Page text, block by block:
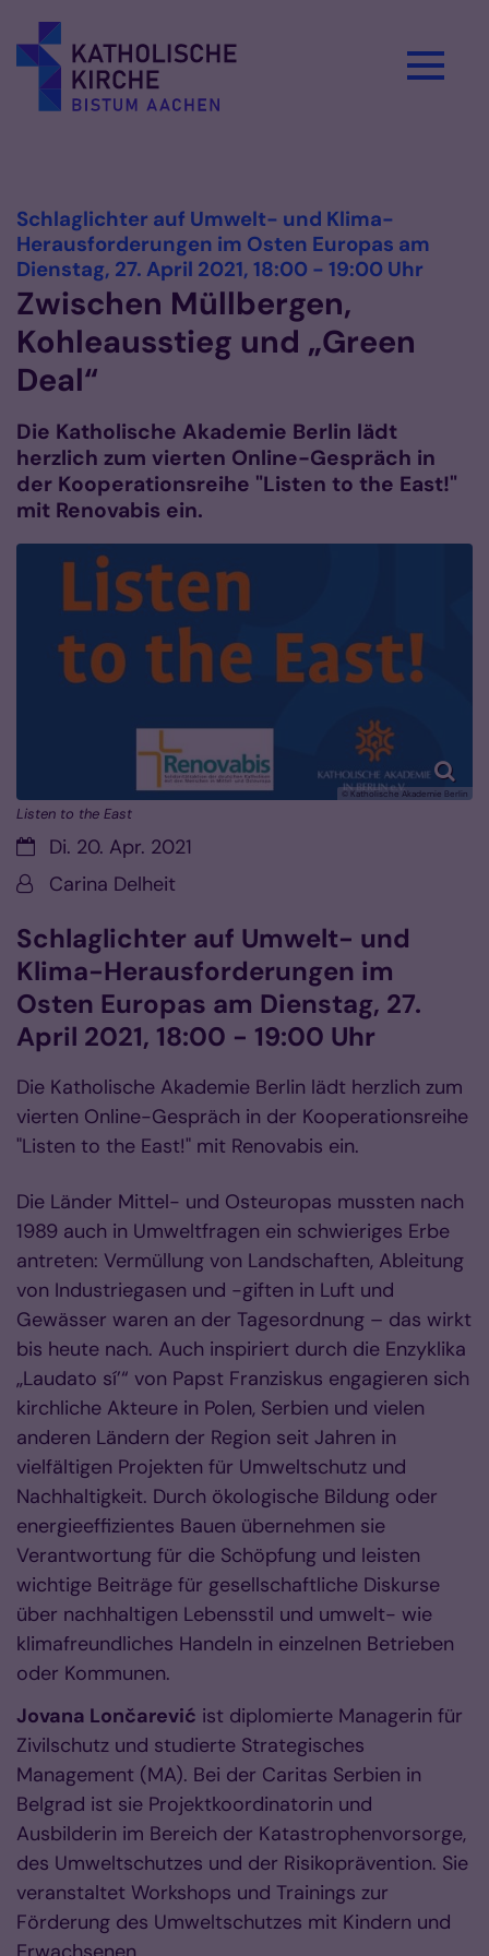
Schlaglichter auf Umwelt- und Klima-
Herausforderungen im Osten Europas am
Dienstag, 27. April 2021, 18:00 - 19:00 Uhr
Zwischen Müllbergen,
Kohleausstieg und „Green
Deal“
Die Katholische Akademie Berlin lädt
herzlich zum vierten Online-Gespräch in
der Kooperationsreihe "Listen to the East!"
mit Renovabis ein.
© Katholische Akademie Berlin
Listen to the East
Datum:Di. 20. Apr. 2021
Von:Carina Delheit
Schlaglichter auf Umwelt- und
Klima-Herausforderungen im
Osten Europas am Dienstag, 27.
April 2021, 18:00 - 19:00 Uhr
Die Katholische Akademie Berlin lädt herzlich zum
vierten Online-Gespräch in der Kooperationsreihe
"Listen to the East!" mit Renovabis ein.
Die Länder Mittel- und Osteuropas mussten nach
1989 auch in Umweltfragen ein schwieriges Erbe
antreten: Vermüllung von Landschaften, Ableitung
von Industriegasen und -giften in Luft und
Gewässer waren an der Tagesordnung – das wirkt
bis heute nach. Auch inspiriert durch die Enzyklika
„Laudato sí’“ von Papst Franziskus engagieren sich
kirchliche Akteure in Polen, Serbien und vielen
anderen Ländern der Region seit Jahren in
vielfältigen Projekten für Umweltschutz und
Nachhaltigkeit. Durch ökologische Bildung oder
energieeffizientes Bauen übernehmen sie
Verantwortung für die Schöpfung und leisten
wichtige Beiträge für gesellschaftliche Diskurse
über nachhaltigen Lebensstil und umwelt- wie
klimafreundliches Handeln in einzelnen Betrieben
oder Kommunen.
Jovana Lončarević ist diplomierte Managerin für
Zivilschutz und studierte Strategisches
Management (MA). Bei der Caritas Serbien in
Belgrad ist sie Projektkoordinatorin und
Ausbilderin im Bereich der Katastrophenvorsorge,
des Umweltschutzes und der Risikoprävention. Sie
veranstaltet Workshops und Trainings zur
Förderung des Umweltschutzes mit Kindern und